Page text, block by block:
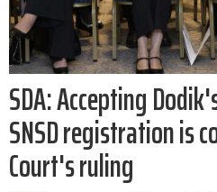
SDA: Accepting
SNSD registration is
Court's ruling